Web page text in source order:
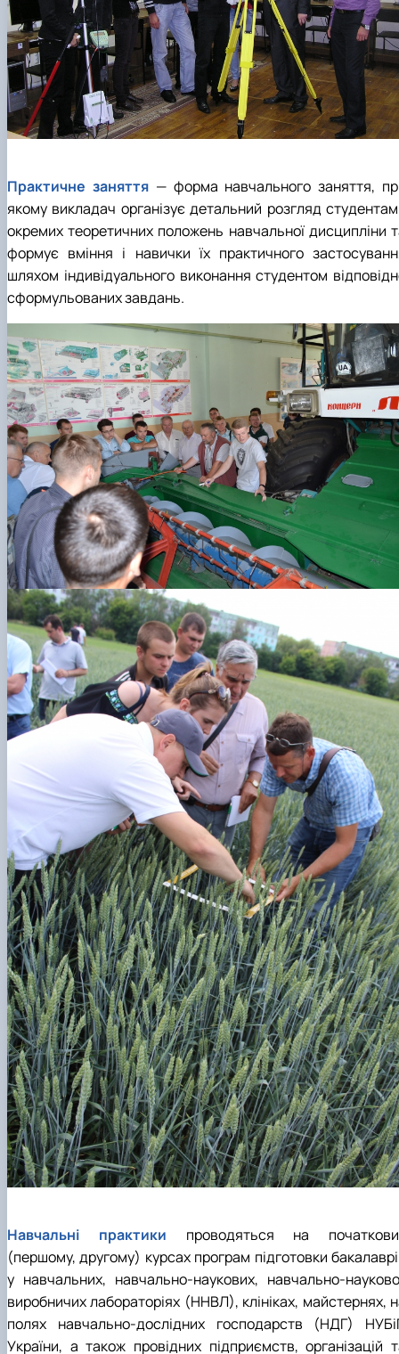
Практичне заняття— форма навчального заняття,
якому викладач організує детальний розгляд
окремих теоретичних положень навчальної дисципліни
формує вміння і навички їх практичного
шляхом індивідуального виконання студентом
сформульованих завдань.
Навчальні практики проводяться на
(першому, другому) курсах програм підготовки
у навчальних, навчально-наукових, навчально-
виробничих лабораторіях (ННВЛ), клініках, майстернях,
полях навчально-дослідних господарств (НДГ)
України, а також провідних підприємств, організацій